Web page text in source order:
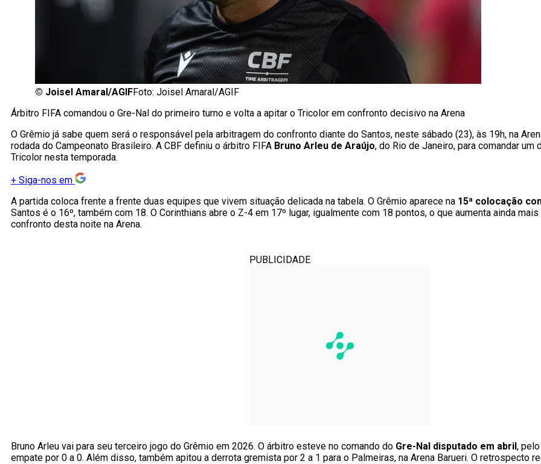
© Joisel Amaral/AGIFFoto: Joisel Amaral/AGIF
Árbitro FIFA comandou o Gre-Nal do primeiro turno e volta a apitar o Tricolor em confronto decisivo na Arena
O Grêmio já sabe quem será o responsável pela arbitragem do confronto diante do Santos, neste sábado (23), às 19h, na
rodada do Campeonato Brasileiro. A CBF definiu o árbitro FIFA Bruno Arleu de Araújo, do Rio de Janeiro, para comandar
Tricolor nesta temporada.
+ Siga-nos em
A partida coloca frente a frente duas equipes que vivem situação delicada na tabela. O Grêmio aparece na 15ª colocação
Santos é o 16º, também com 18. O Corinthians abre o Z-4 em 17º lugar, igualmente com 18 pontos, o que aumenta ainda
confronto desta noite na Arena.
PUBLICIDADE
Bruno Arleu vai para seu terceiro jogo do Grêmio em 2026. O árbitro esteve no comando do Gre-Nal disputado em abril ,
empate por 0 a 0. Além disso, também apitou a derrota gremista por 2 a 1 para o Palmeiras, na Arena Barueri. O retrospecto